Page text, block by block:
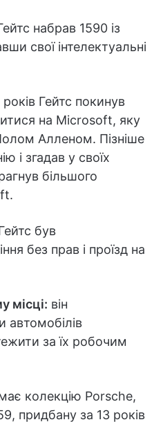
набрав 1590 із
свої інтелектуальні
Гейтс покинув
на Microsoft, яку
Алленом. Пізніше
і згадав у своїх
більшого
був
без прав і проїзд на
місці: він
автомобілів
за їх робочим
колекцію Porsche,
придбану за 13 років